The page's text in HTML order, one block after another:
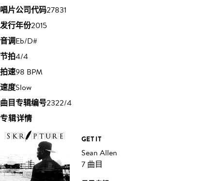
唱片公司代码27831
发行年份2015
音调Eb/D#
节拍4/4
拍速98 BPM
速度Slow
曲目专辑编号2322/4
专辑详情
GET IT
Sean Allen
7 曲目